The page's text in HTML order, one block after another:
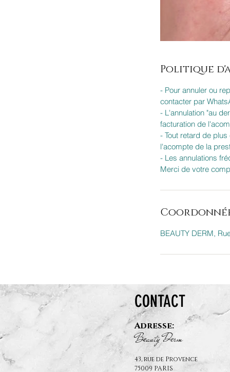
Politique
- Pour annuler ou
contacter par
- L'annulation "au
facturation de
- Tout retard de
l'acompte de la
- Les annulations
Merci de votre
BEAUTY DERM,
CONTACT
Adresse:
Beauty Derm
43, rue de Provence
75009 PARIS